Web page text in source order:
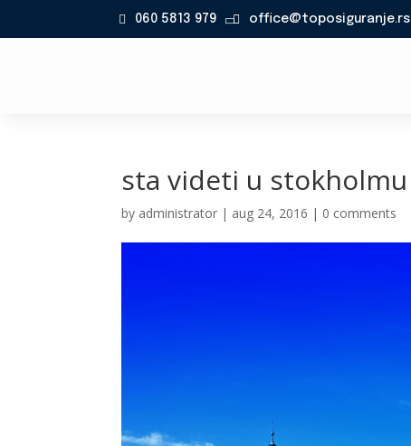
060 5813 979  office@toposiguranje.rs
sta videti u stokholmu
by administrator | aug 24, 2016 | 0 comments